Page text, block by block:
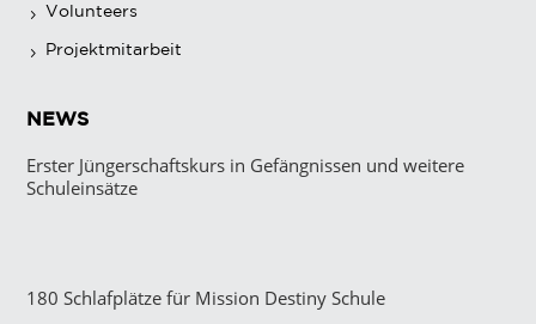
Volunteers
Projektmitarbeit
NEWS
Erster Jüngerschaftskurs in Gefängnissen und weitere
Schuleinsätze
180 Schlafplätze für Mission Destiny Schule